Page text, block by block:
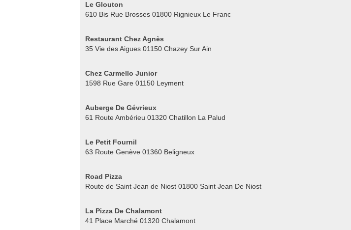
Le Glouton
610 Bis Rue Brosses 01800 Rignieux Le Franc
Restaurant Chez Agnès
35 Vie des Aigues 01150 Chazey Sur Ain
Chez Carmello Junior
1598 Rue Gare 01150 Leyment
Auberge De Gévrieux
61 Route Ambérieu 01320 Chatillon La Palud
Le Petit Fournil
63 Route Genève 01360 Beligneux
Road Pizza
Route de Saint Jean de Niost 01800 Saint Jean De Niost
La Pizza De Chalamont
41 Place Marché 01320 Chalamont